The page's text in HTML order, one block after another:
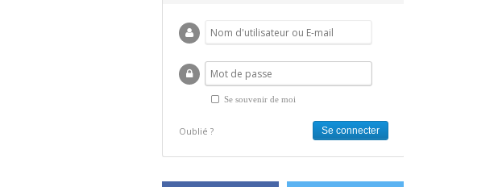
Se souvenir de moi
Oublié ?